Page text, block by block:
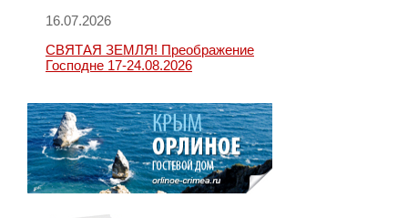
16.07.2026
СВЯТАЯ ЗЕМЛЯ! Преображение
Господне 17-24.08.2026